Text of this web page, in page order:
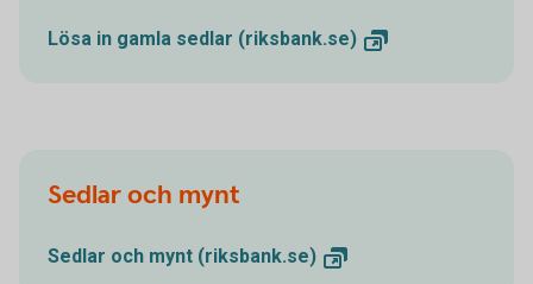
Lösa in gamla sedlar (riksbank.se)
Sedlar och mynt
Sedlar och mynt (riksbank.se)